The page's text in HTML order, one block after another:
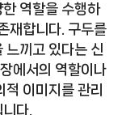
역할을 수행하
재합니다. 구두를
느끼고 있다는 신
에서의 역할이나
이미지를 관리
다.